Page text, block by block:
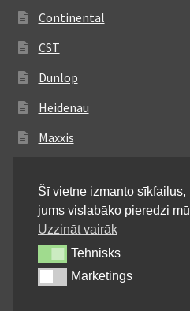
Continental
CST
Dunlop
Heidenau
Maxxis
Michelin
Mitas
Pirelli
Shinko
Šī vietne izmanto
jums vislabāko pieredzi
Uzzināt vairāk
TehnisksTehnisks
MārketingsMārketings